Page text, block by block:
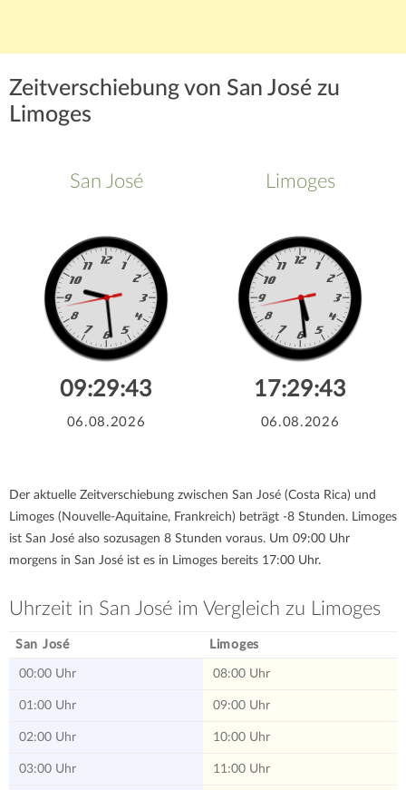
Zeitverschiebung von San José zu
Limoges
San José
09:29:43
06.08.2026
Limoges
17:29:43
06.08.2026
Der aktuelle Zeitverschiebung zwischen San José (Costa Rica) und
Limoges (Nouvelle-Aquitaine, Frankreich) beträgt -8 Stunden. Limoges
ist San José also sozusagen 8 Stunden voraus. Um 09:00 Uhr
morgens in San José ist es in Limoges bereits 17:00 Uhr.
Uhrzeit in San José im Vergleich zu Limoges
San José Limoges
00:00 Uhr 08:00 Uhr
01:00 Uhr 09:00 Uhr
02:00 Uhr 10:00 Uhr
03:00 Uhr 11:00 Uhr